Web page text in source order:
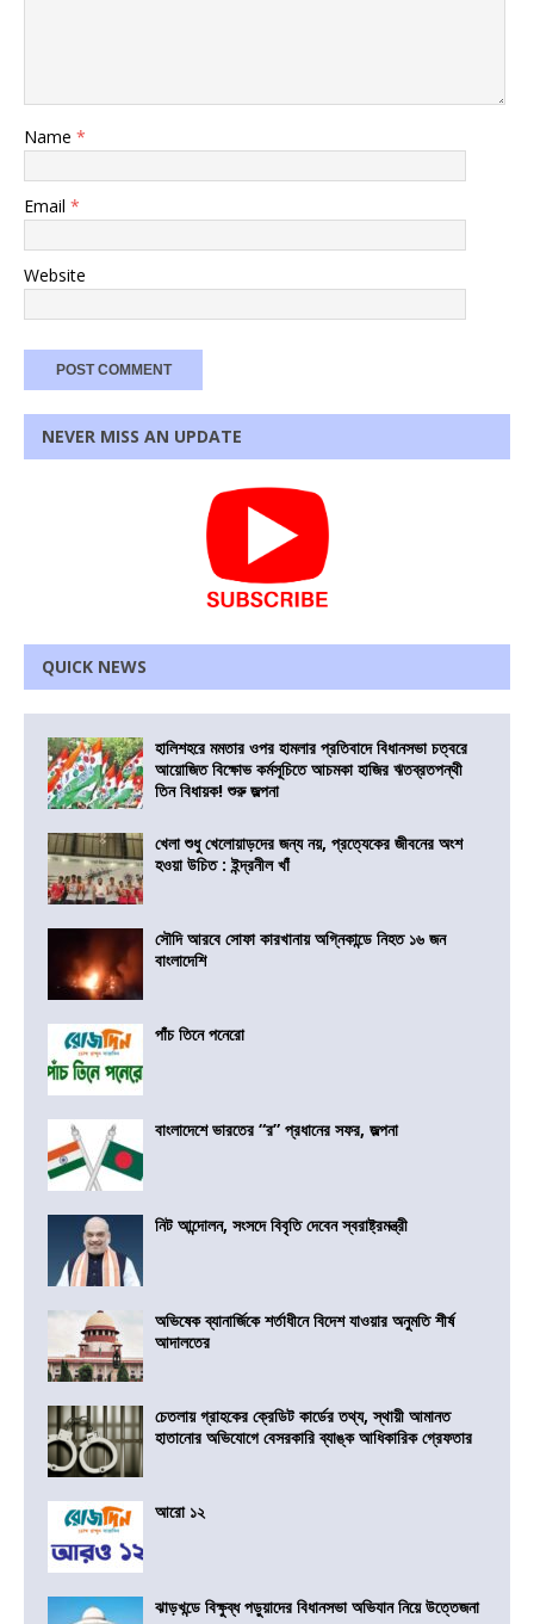
Name *
Email *
Website
NEVER MISS AN UPDATE
QUICK NEWS
হালিশহরে মমতার ওপর হামলার প্রতিবাদে বিধানসভা চত্বরে
আয়োজিত বিক্ষোভ কর্মসূচিতে আচমকা হাজির ঋতব্রতপন্থী
তিন বিধায়ক! শুরু জল্পনা
খেলা শুধু খেলোয়াড়দের জন্য নয়, প্রত্যেকের জীবনের অংশ
হওয়া উচিত : ইন্দ্রনীল খাঁ
সৌদি আরবে সোফা কারখানায় অগ্নিকান্ডে নিহত ১৬ জন
বাংলাদেশি
পাঁচ তিনে পনেরো
বাংলাদেশে ভারতের “র” প্রধানের সফর, জল্পনা
নিট আন্দোলন, সংসদে বিবৃতি দেবেন স্বরাষ্ট্রমন্ত্রী
অভিষেক ব্যানার্জিকে শর্তাধীনে বিদেশ যাওয়ার অনুমতি শীর্ষ
আদালতের
চেতলায় গ্রাহকের ক্রেডিট কার্ডের তথ্য, স্থায়ী আমানত
হাতানোর অভিযোগে বেসরকারি ব্যাঙ্ক আধিকারিক গ্রেফতার
আরো ১২
ঝাড়খন্ডে বিক্ষুব্ধ পড়ুয়াদের বিধানসভা অভিযান নিয়ে উত্তেজনা